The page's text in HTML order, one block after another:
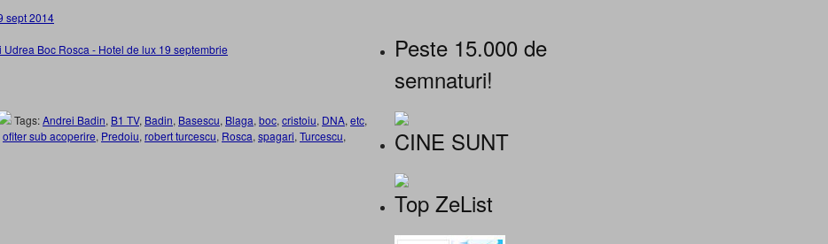
Tags:Andrei Badin, B1 TV, Badin, Basescu, Blaga, boc, cristoiu, DNA, etc,
ofiter sub acoperire, Predoiu, robert turcescu, Rosca, spagari, Turcescu,
Peste 15.000 de
semnaturi!
CINE SUNT
Top ZeList